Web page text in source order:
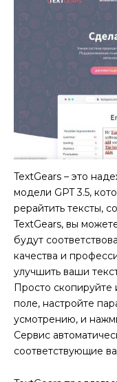
TextGears – это
модели GPT 3.5,
рерайтить тексты,
TextGears, вы
будут
качества и
улучшить ваши
Просто скопируйте
поле, настройте
усмотрению, и
Сервис
соответствующие